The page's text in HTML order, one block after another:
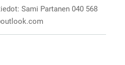
Sami Partanen 040 568